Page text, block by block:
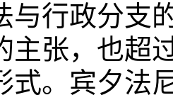
与行政分支
主张，也超
式。宾夕法